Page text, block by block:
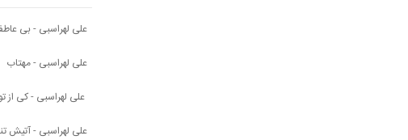
علی لهراسبی - بی
علی لهراسبی - مهتاب
علی لهراسبی - کی از
علی لهراسبی - آتیش